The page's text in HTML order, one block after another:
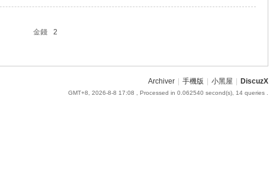
金錢
2
Archiver 手機版 小黑屋 DiscuzX
GMT+8, 2026-8-8 17:08 , Processed in 0.062540 second(s), 14 queries .